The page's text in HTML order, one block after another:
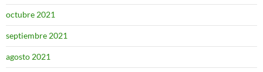
octubre 2021
septiembre 2021
agosto 2021